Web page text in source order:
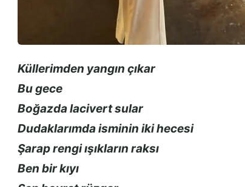
Küllerimden yangın çıkar
Bu gece
Boğazda lacivert sular
Dudaklarımda isminin iki hecesi
Şarap rengi ışıkların raksı
Ben bir kıyı